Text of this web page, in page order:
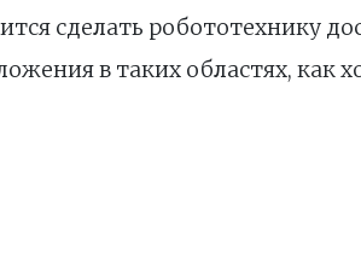
сделать робототехнику
в таких областях, как